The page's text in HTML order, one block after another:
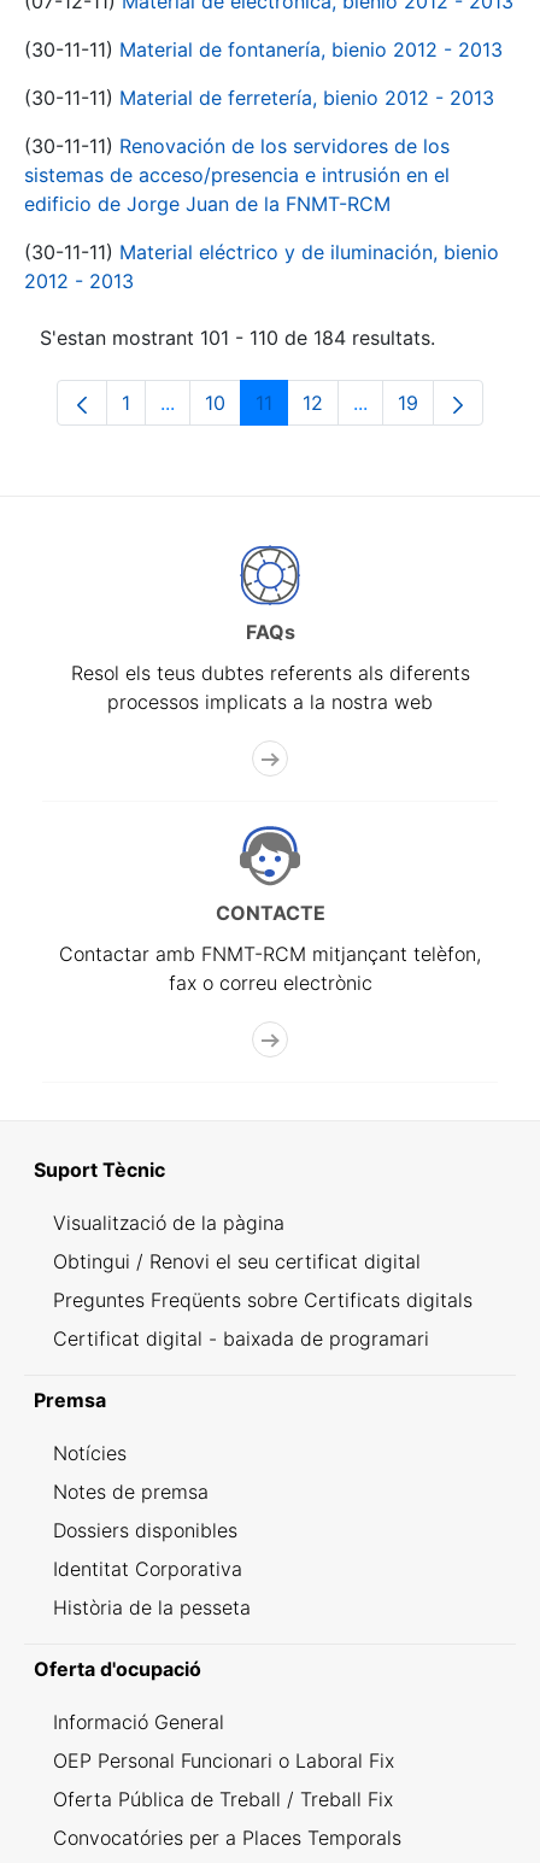
(30-11-11) Material de fontanería, bienio 2012 - 2013
(30-11-11) Material de ferretería, bienio 2012 - 2013
(30-11-11) Renovación de los servidores de los
sistemas de acceso/presencia e intrusión en el
edificio de Jorge Juan de la FNMT-RCM
(30-11-11) Material eléctrico y de iluminación, bienio
2012 - 2013
S'estan mostrant 101 - 110 de 184 resultats.
Pàgina
1 ...Pàgines intermèdies Utilitzeu TAB per
Pàgina
10 Pàgina
11 Pàgina
12 ...PàginesPàgina
19
FAQs
Resol els teus dubtes referents als diferents
processos implicats a la nostra web
CONTACTE
Contactar amb FNMT-RCM mitjançant telèfon,
fax o correu electrònic
Suport Tècnic
Visualització de la pàgina
Obtingui / Renovi el seu certificat digital
Preguntes Freqüents sobre Certificats digitals
Certificat digital - baixada de programari
Premsa
Notícies
Notes de premsa
Dossiers disponibles
Identitat Corporativa
Història de la pesseta
Oferta d'ocupació
Informació General
OEP Personal Funcionari o Laboral Fix
Oferta Pública de Treball / Treball Fix
Convocatóries per a Places Temporals